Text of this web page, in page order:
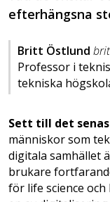
efterhängsna
Britt Östlund
Professor i
tekniska
Sett till det
människor som
digitala samhället
brukare
för life science